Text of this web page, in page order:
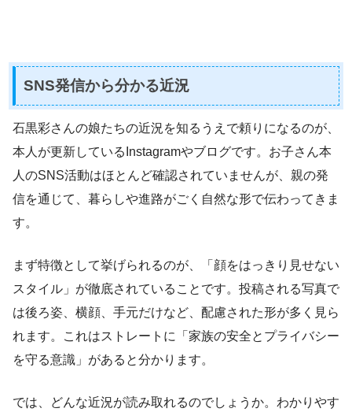
SNS発信から分かる近況
石黒彩さんの娘たちの近況を知るうえで頼りになるのが、
本人が更新しているInstagramやブログです。お子さん本
人のSNS活動はほとんど確認されていませんが、親の発
信を通じて、暮らしや進路がごく自然な形で伝わってきま
す。
まず特徴として挙げられるのが、「顔をはっきり見せない
スタイル」が徹底されていることです。投稿される写真で
は後ろ姿、横顔、手元だけなど、配慮された形が多く見ら
れます。これはストレートに「家族の安全とプライバシー
を守る意識」があると分かります。
では、どんな近況が読み取れるのでしょうか。わかりやす